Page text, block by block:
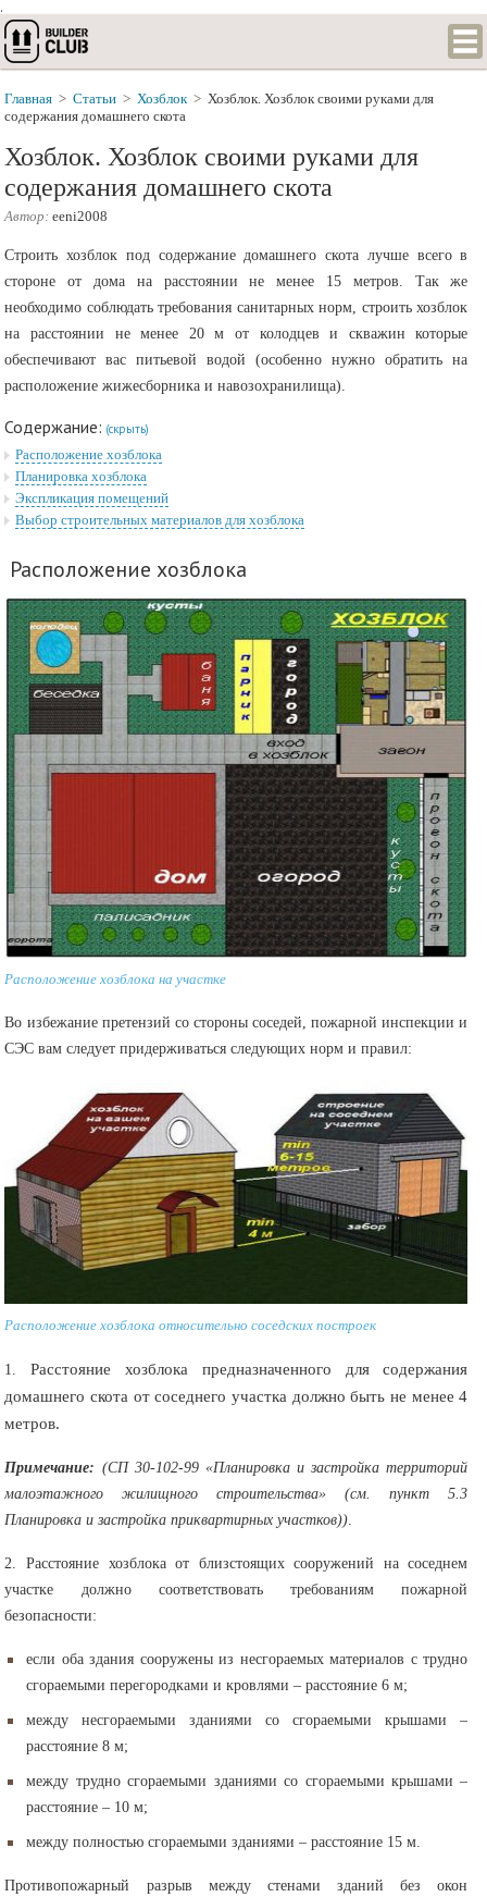
.
Главная > Статьи > Хозблок > Хозблок. Хозблок своими руками для
содержания домашнего скота
Хозблок. Хозблок своими руками для
содержания домашнего скота
Автор: eeni2008
Строить хозблок под содержание домашнего скота лучше всего в
стороне от дома на расстоянии не менее 15 метров. Так же
необходимо соблюдать требования санитарных норм, строить хозблок
на расстоянии не менее 20 м от колодцев и скважин которые
обеспечивают вас питьевой водой (особенно нужно обратить на
расположение жижесборника и навозохранилища).
Содержание: (скрыть)
Расположение хозблока
Планировка хозблока
Экспликация помещений
Выбор строительных материалов для хозблока
Расположение хозблока
Расположение хозблока на участке
Во избежание претензий со стороны соседей, пожарной инспекции и
СЭС вам следует придерживаться следующих норм и правил:
Расположение хозблока относительно соседских построек
1.Расстояние хозблока предназначенного для содержания
домашнего скота от соседнего участка должно быть не менее 4
метров.
Примечание: (СП 30-102-99 «Планировка и застройка территорий
малоэтажного жилищного строительства» (см. пункт 5.3
Планировка и застройка приквартирных участков)).
2. Расстояние хозблока от близстоящих сооружений на соседнем
участке должно соответствовать требованиям пожарной
безопасности:
если оба здания сооружены из несгораемых материалов с трудно
сгораемыми перегородками и кровлями – расстояние 6 м;
между несгораемыми зданиями со сгораемыми крышами –
расстояние 8 м;
между трудно сгораемыми зданиями со сгораемыми крышами –
расстояние – 10 м;
между полностью сгораемыми зданиями – расстояние 15 м.
Противопожарный разрыв между стенами зданий без окон